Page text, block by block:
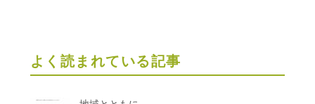
よく読まれている記事